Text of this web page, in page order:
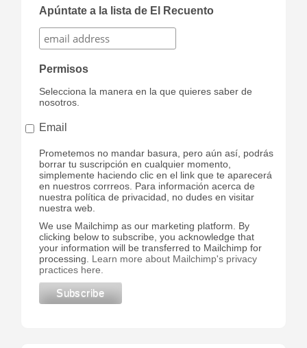
Apúntate a la lista de El Recuento
Permisos
Selecciona la manera en la que quieres saber de
nosotros.
Email
Prometemos no mandar basura, pero aún así, podrás
borrar tu suscripción en cualquier momento,
simplemente haciendo clic en el link que te aparecerá
en nuestros corrreos. Para información acerca de
nuestra política de privacidad, no dudes en visitar
nuestra web.
We use Mailchimp as our marketing platform. By
clicking below to subscribe, you acknowledge that
your information will be transferred to Mailchimp for
processing. Learn more about Mailchimp's privacy
practices here.